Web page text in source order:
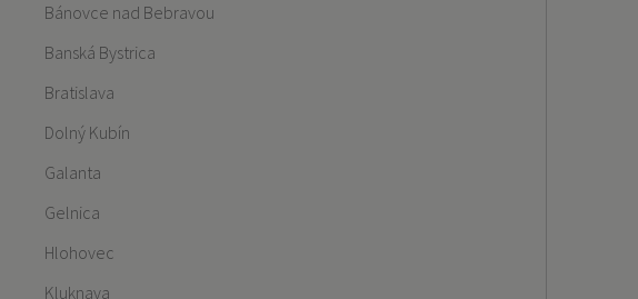
Bánovce nad Bebravou
Banská Bystrica
Bratislava
Dolný Kubín
Galanta
Gelnica
Hlohovec
Kluknava